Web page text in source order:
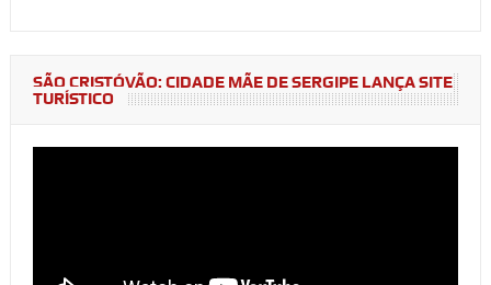
SÃO CRISTÓVÃO: CIDADE MÃE DE SERGIPE LANÇA SITE
TURÍSTICO